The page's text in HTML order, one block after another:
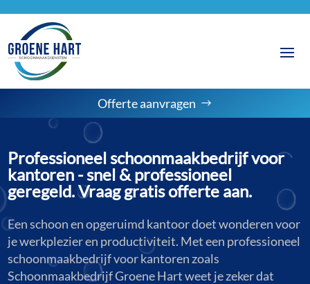
Offerte aanvragen
Professioneel schoonmaakbedrijf voor
kantoren - snel & professioneel
geregeld. Vraag gratis offerte aan.
Een schoon en opgeruimd kantoor doet wonderen voor
je werkplezier en productiviteit. Met een professioneel
schoonmaakbedrijf voor kantoren zoals
Schoonmaakbedrijf Groene Hart weet je zeker dat